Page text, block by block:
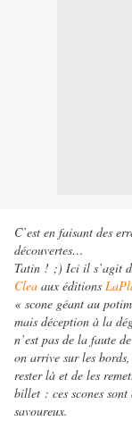
C’est en faisant des
découvertes…
Tatin ! ;) Ici il s’agit
Clea aux éditions
« scone géant au
mais déception à la
n’est pas de la faute
on arrive sur les
rester là et de les
billet : ces scones
savoureux.